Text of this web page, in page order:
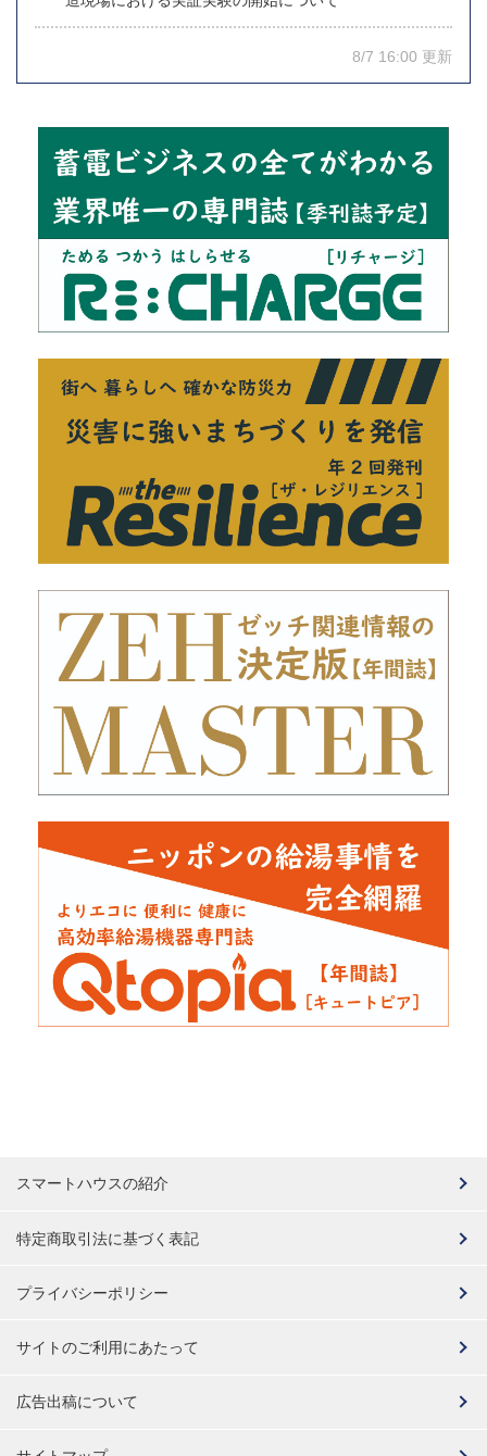
8/7 16:00 更新
スマートハウスの紹介
特定商取引法に基づく表記
プライバシーポリシー
サイトのご利用にあたって
広告出稿について